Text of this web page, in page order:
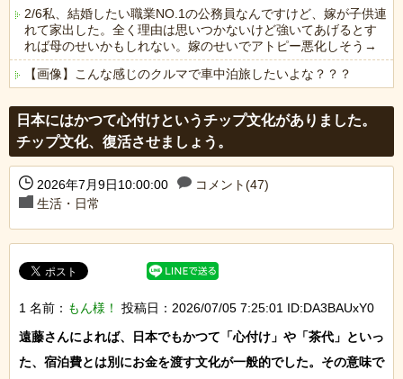
2/6私、結婚したい職業NO.1の公務員なんですけど、嫁が子供連
れて家出した。全く理由は思いつかないけど強いてあげるとす
れば母のせいかもしれない。嫁のせいでアトピー悪化しそう→
【画像】こんな感じのクルマで車中泊旅したいよな？？？
日本にはかつて心付けというチップ文化がありました。
チップ文化、復活させましょう。
2026年7月9日10:00:00
コメント(47)
生活・日常
1 名前： もん様！
投稿日：2026/07/05 7:25:01 ID:DA3BAUxY0
遠藤さんによれば、日本でもかつて「心付け」や「茶代」といっ
た、宿泊費とは別にお金を渡す文化が一般的でした。その意味で